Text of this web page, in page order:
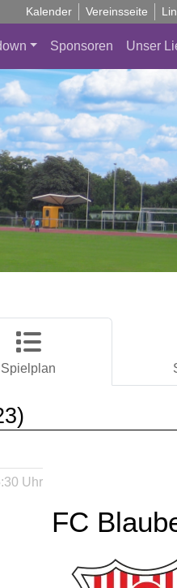
Kalender Vereinsseite
Sponsoren Unser
Spielplan
Uhr
FC